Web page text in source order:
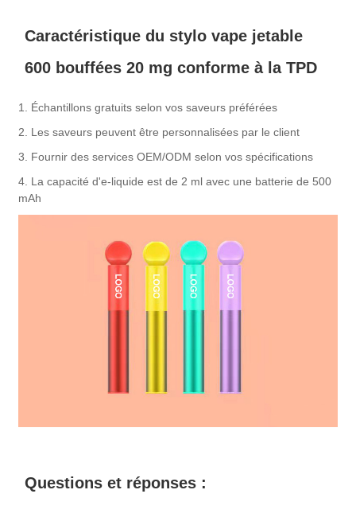
Caractéristique du stylo vape jetable
600 bouffées 20 mg conforme à la TPD
1. Échantillons gratuits selon vos saveurs préférées
2. Les saveurs peuvent être personnalisées par le client
3. Fournir des services OEM/ODM selon vos spécifications
4. La capacité d'e-liquide est de 2 ml avec une batterie de 500
mAh
Questions et réponses :